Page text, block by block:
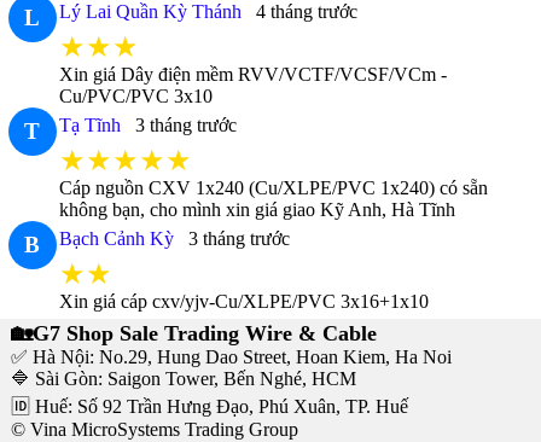
L Lý Lai Quần Kỳ Thánh 4 tháng trước
★★★
Xin giá Dây điện mềm RVV/VCTF/VCSF/VCm -
Cu/PVC/PVC 3x10
T Tạ Tĩnh 3 tháng trước
★★★★★
Cáp nguồn CXV 1x240 (Cu/XLPE/PVC 1x240) có sẵn
không bạn, cho mình xin giá giao Kỹ Anh, Hà Tĩnh
B Bạch Cảnh Kỳ 3 tháng trước
★★
Xin giá cáp cxv/yjv-Cu/XLPE/PVC 3x16+1x10
🏡G7 Shop Sale Trading Wire & Cable
✅ Hà Nội: No.29, Hung Dao Street, Hoan Kiem, Ha Noi
🔷 Sài Gòn: Saigon Tower, Bến Nghé, HCM
🆔 Huế: Số 92 Trần Hưng Đạo, Phú Xuân, TP. Huế
© Vina MicroSystems Trading Group